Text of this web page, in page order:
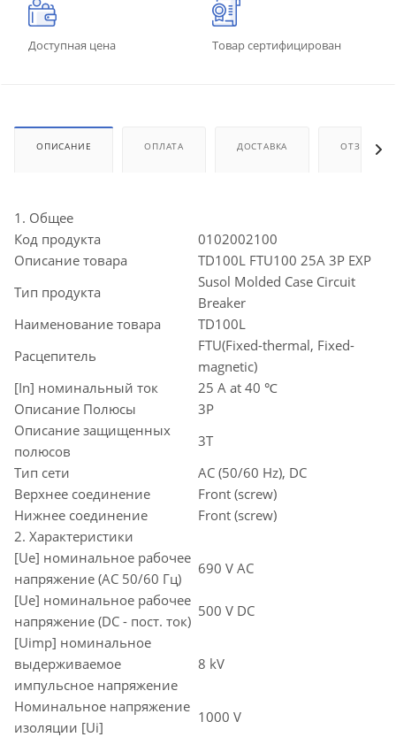
Доступная цена Товар сертифицирован
ОПИСАНИЕ ОПЛАТА ДОСТАВКА ОТЗЫВЫ
1. Общее
Код продукта
0102002100
Описание товара
TD100L FTU100 25A 3P EXP
Тип продукта
Susol Molded Case Circuit
Breaker
Наименование товара
TD100L
Расцепитель
FTU(Fixed-thermal, Fixed-
magnetic)
[In] номинальный ток
25 A at 40 ℃
Описание Полюсы
3P
Описание защищенных
полюсов
3T
Тип сети
AC (50/60 Hz), DC
Верхнее соединение
Front (screw)
Нижнее соединение
Front (screw)
2. Характеристики
[Ue] номинальное рабочее
напряжение (AC 50/60 Гц)
690 V AC
[Ue] номинальное рабочее
напряжение (DC - пост. ток)
500 V DC
[Uimp] номинальное
выдерживаемое
импульсное напряжение
8 kV
Номинальное напряжение
изоляции [Ui]
1000 V